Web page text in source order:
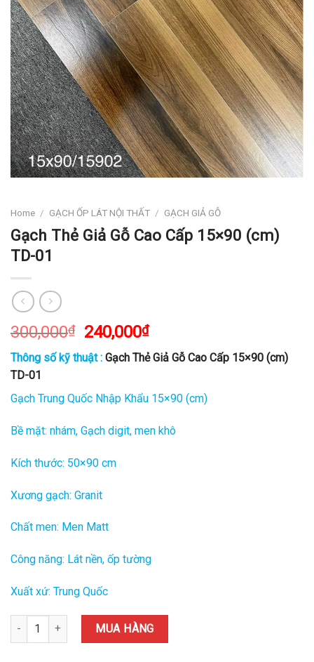
Home / GẠCH ỐP LÁT NỘI THẤT / GẠCH GIẢ GỖ
Gạch Thẻ Giả Gỗ Cao Cấp 15×90 (cm)
TD-01
300,000₫ 240,000₫
Thông số kỹ thuật : Gạch Thẻ Giả Gỗ Cao Cấp 15×90 (cm)
TD-01
Gạch Trung Quốc Nhập Khẩu 15×90 (cm)
Bề mặt: nhám, Gạch digit, men khô
Kích thước: 50×90 cm
Xương gạch: Granit
Chất men: Men Matt
Công năng: Lát nền, ốp tường
Xuất xứ: Trung Quốc
Gạch Thẻ Giả Gỗ Cao Cấp 15x90 (cm) TD-01 quantity
MUA HÀNG